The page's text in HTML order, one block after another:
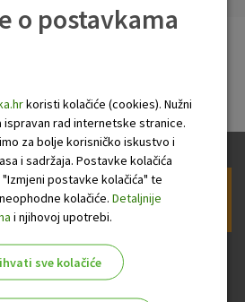
Quick Pass
OTP banke
o postavkama
koristi kolačiće (cookies). Nužni
ispravan rad internetske stranice.
za bolje korisničko iskustvo i
i sadržaja. Postavke kolačića
postavke kolačića" te
kolačiće. Detaljnije
i njihovoj upotrebi.
sve kolačiće